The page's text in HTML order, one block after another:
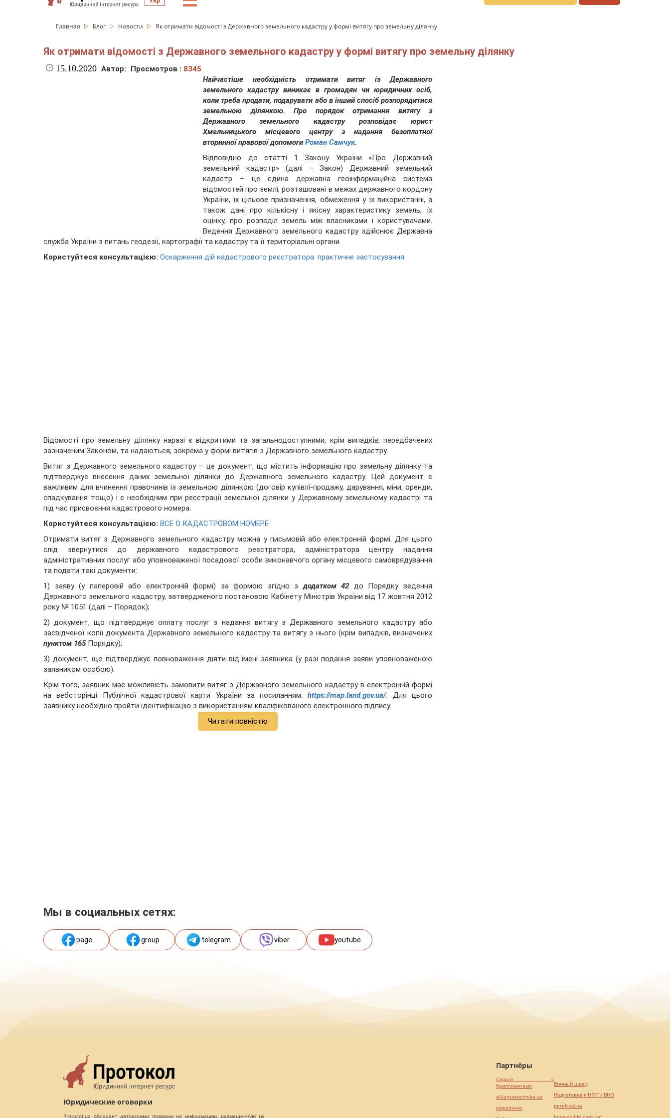
Главная Блог Новости Як отримати відомості з Державного земельного кадастру у формі витягу про земельну ділянку
Як отримати відомості з Державного земельного кадастру у формі витягу про земельну ділянку
15.10.2020 Автор: Просмотров : 8345
Найчастіше необхідність отримати витяг із Державного
земельного кадастру виникає в громадян чи юридичних осіб,
коли треба продати, подарувати або в інший спосіб розпорядитися
земельною ділянкою. Про порядок отримання витягу з
Державного земельного кадастру розповідає юрист
Хмельницького місцевого центру з надання безоплатної
вторинної правової допомоги Роман Самчук.
Відповідно до статті 1 Закону України «Про Державний
земельний кадастр» (далі – Закон) Державний земельний
кадастр – це єдина державна геоінформаційна система
відомостей про землі, розташовані в межах державного кордону
України, їх цільове призначення, обмеження у їх використанні, а
також дані про кількісну і якісну характеристику земель, їх
оцінку, про розподіл земель між власниками і користувачами.
Ведення Державного земельного кадастру здійснює Державна
служба України з питань геодезії, картографії та кадастру та її територіальні органи.
Користуйтеся консультацією: Оскарження дій кадастрового реєстратора: практичне застосування
Відомості про земельну ділянку наразі є відкритими та загальнодоступними, крім випадків, передбачених
зазначеним Законом, та надаються, зокрема у формі витягів з Державного земельного кадастру.
Витяг з Державного земельного кадастру – це документ, що містить інформацію про земельну ділянку та
підтверджує внесення даних земельної ділянки до Державного земельного кадастру. Цей документ є
важливим для вчинення правочинів із земельною ділянкою (договір купівлі-продaжу, дарувaння, міни, орeнди,
спaдкування тощо) і є необхідним при реєстрації земельної ділянки у Державному земельному кадастрі та
під час присвоєння кадастрового номера.
Користуйтеся консультацією: ВСЕ О КАДАСТРОВОМ НОМЕРЕ
Отримати витяг з Державного земельного кадастру можна у письмовій або електронній формі. Для цього
слід звернутися до державного кадастрового реєстратора, адміністратора центру надання
адміністративних послуг або уповноваженої посадової особи виконавчого органу місцевого самоврядування
та подати такі документи:
1) заяву (у паперовій або електронній формі) за формою згідно здодатком 42 до Порядку ведення
Державного земельного кадастру, затвердженого постановою Кабінету Міністрів України від 17 жовтня 2012
року № 1051 (далі – Порядок);
2) документ, що підтверджує оплату послуг з надання витягу з Державного земельного кадастру або
засвідченої копії документа Державного земельного кадастру та витягу з нього (крім випадків, визначених
пунктом 165Порядку);
3) документ, що підтверджує повноваження діяти від імені заявника (у разі подання заяви уповноваженою
заявником особою).
Крім того, заявник має можливість замовити витяг з Державного земельного кадастру в електронній формі
на вебсторінці Публічної кадастрової карти України за посиланням:https://map.land.gov.ua/. Для цього
заявнику необхідно пройти ідентифікацію з використанням кваліфікованого електронного підпису.
Читати повністю
Мы в социальных сетях:
page group telegram viber youtube
Юридические оговорки
Protocol.ua обладает авторскими правами на информацию, размещенную на
Партнёры
Серьги с
бриллиантами
alliancetechnika.ua
миралинкс
Винный шкаф
Подготовка к НМТ / ВНО
pereklad.ua
hospice-life.com.ua/